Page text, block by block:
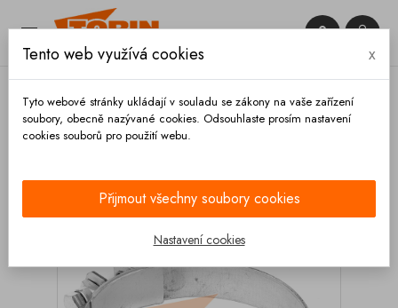
 

Tento web využívá cookies x
Tyto webové stránky ukládají v souladu se zákony na vaše zařízení
soubory, obecně nazývané cookies. Odsouhlaste prosím nastavení
cookies souborů pro použití webu.
Přijmout všechny soubory cookies
Nastavení cookies